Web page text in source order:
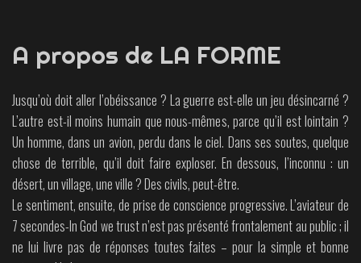
A propos de LA FORME
Jusqu’où doit aller l’obéissance ? La guerre est-elle un jeu désincarné ?
L’autre est-il moins humain que nous-mêmes, parce qu’il est lointain ?
Un homme, dans un avion, perdu dans le ciel. Dans ses soutes, quelque
chose de terrible, qu’il doit faire exploser. En dessous, l’inconnu : un
désert, un village, une ville ? Des civils, peut-être.
Le sentiment, ensuite, de prise de conscience progressive. L’aviateur de
7 secondes-In God we trust n’est pas présenté frontalement au public ; il
ne lui livre pas de réponses toutes faites – pour la simple et bonne